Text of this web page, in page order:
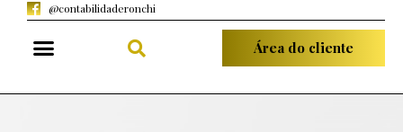
@contabilidaderonchi
Área do cliente